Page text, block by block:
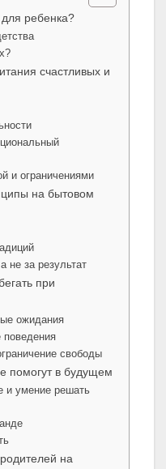
для ребенка?
счастливых и
и ограничениями
на бытовом
не за результат
при
ожидания
поведения
свободы
помогут в будущем
и умение решать
на